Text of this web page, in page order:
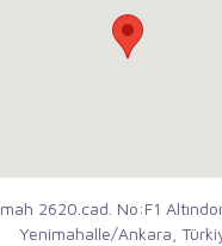
2620.cad. No:F1
Yenimahalle/Ankara,